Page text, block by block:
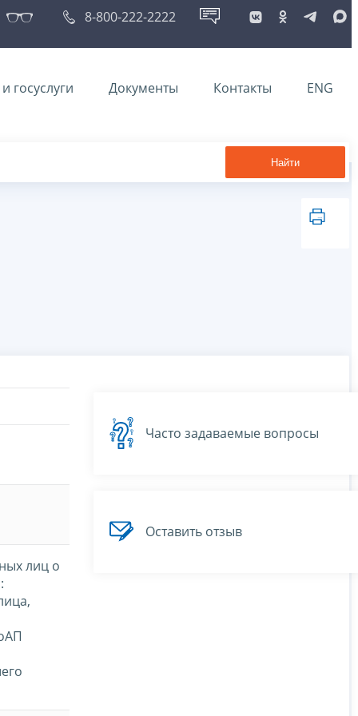
8-800-222-2222
госуслуги Документы Контакты ENG
Найти
лиц о
Часто задаваемые вопросы
Оставить отзыв